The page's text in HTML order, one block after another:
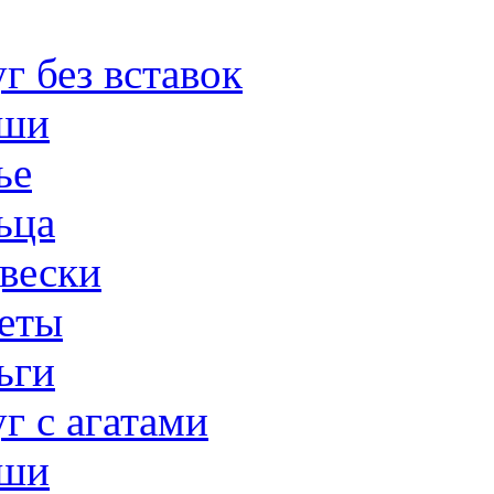
без вставок
с агатами